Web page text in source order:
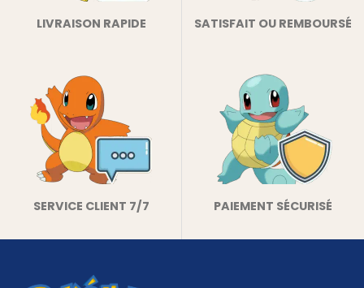
LIVRAISON RAPIDE SATISFAIT OU REMBOURSÉ
SERVICE CLIENT 7/7 PAIEMENT SÉCURISÉ